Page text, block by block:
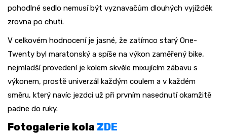
pohodlné sedlo nemusí být vyznavačům dlouhých vyjížděk
zrovna po chuti.
V celkovém hodnocení je jasné, že zatímco starý One-
Twenty byl maratonský a spíše na výkon zaměřený bike,
nejmladší provedení je kolem skvěle mixujícím zábavu s
výkonem, prostě univerzál každým coulem a v každém
směru, který navíc jezdci už při prvním nasednutí okamžitě
padne do ruky.
Fotogalerie kola ZDE